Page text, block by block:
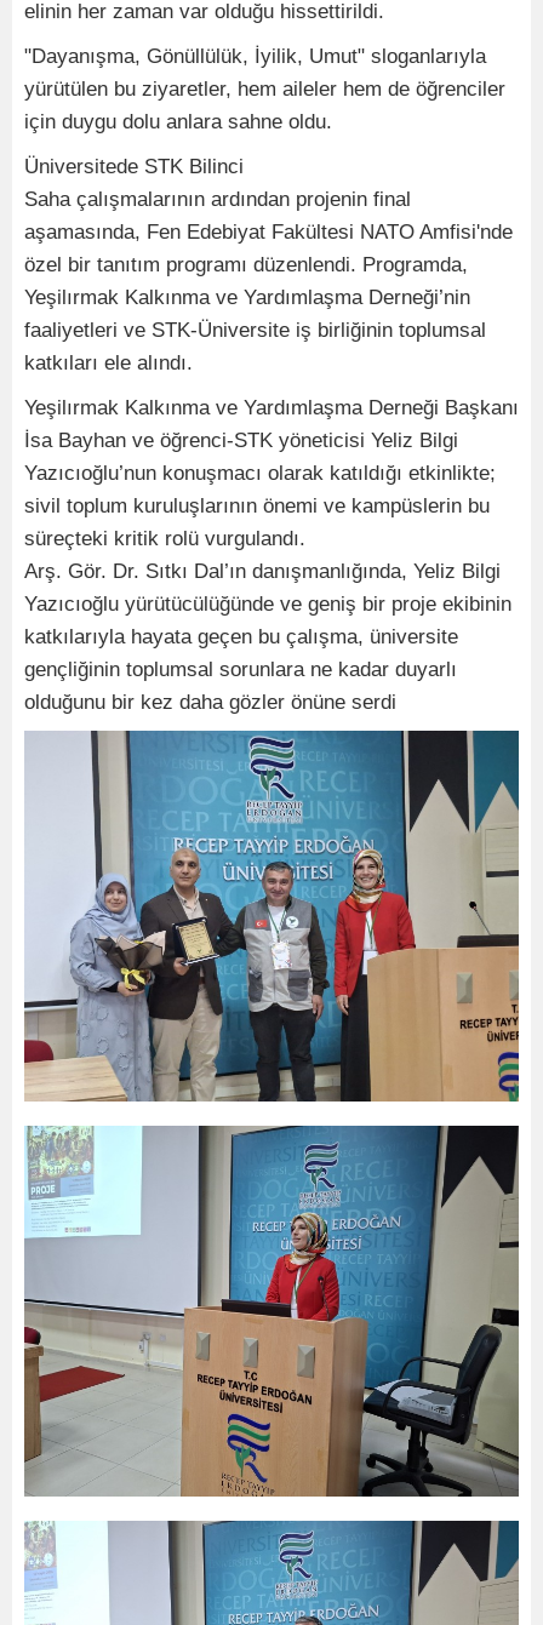
elinin her zaman var olduğu hissettirildi.
"Dayanışma, Gönüllülük, İyilik, Umut" sloganlarıyla
yürütülen bu ziyaretler, hem aileler hem de öğrenciler
için duygu dolu anlara sahne oldu.
​Üniversitede STK Bilinci
Saha çalışmalarının ardından projenin final
aşamasında, Fen Edebiyat Fakültesi NATO Amfisi'nde
özel bir tanıtım programı düzenlendi. Programda,
Yeşilırmak Kalkınma ve Yardımlaşma Derneği’nin
faaliyetleri ve STK-Üniversite iş birliğinin toplumsal
katkıları ele alındı.
​Yeşilırmak Kalkınma ve Yardımlaşma Derneği Başkanı
İsa Bayhan ve öğrenci-STK yöneticisi Yeliz Bilgi
Yazıcıoğlu’nun konuşmacı olarak katıldığı etkinlikte;
sivil toplum kuruluşlarının önemi ve kampüslerin bu
süreçteki kritik rolü vurgulandı.
Arş. Gör. Dr. Sıtkı Dal’ın danışmanlığında, Yeliz Bilgi
Yazıcıoğlu yürütücülüğünde ve geniş bir proje ekibinin
katkılarıyla hayata geçen bu çalışma, üniversite
gençliğinin toplumsal sorunlara ne kadar duyarlı
olduğunu bir kez daha gözler önüne serdi